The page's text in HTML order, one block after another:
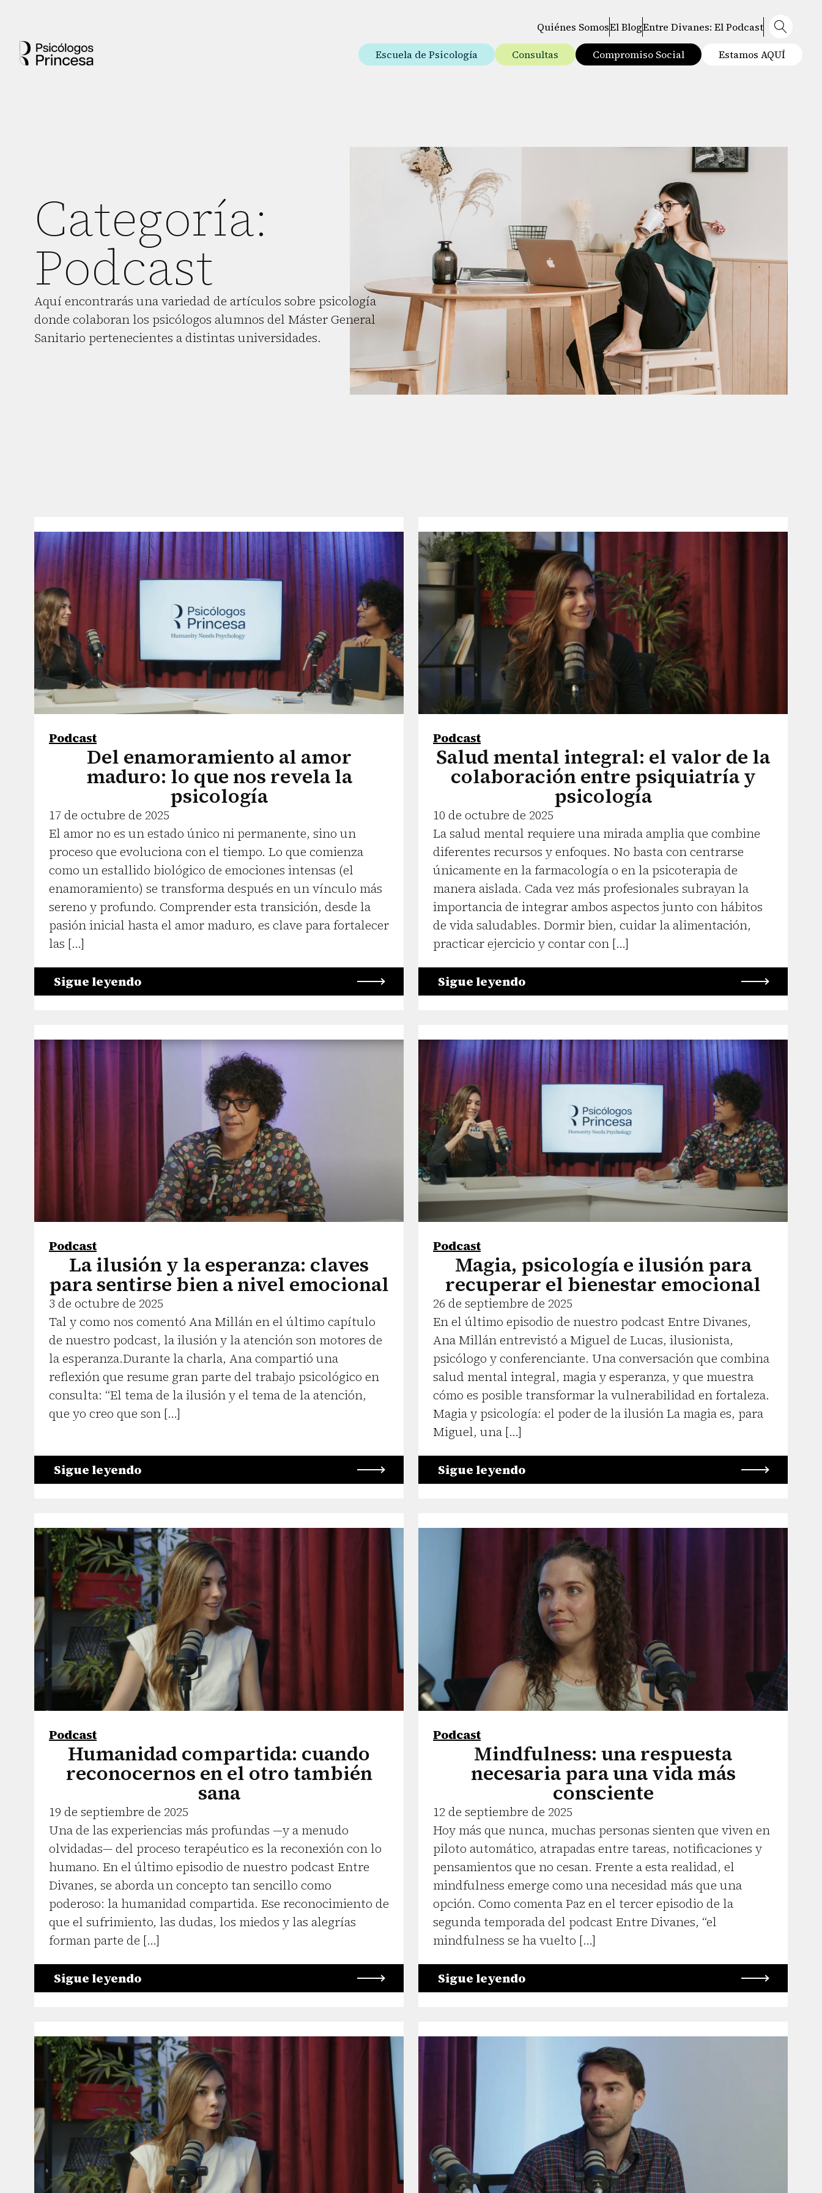
Quiénes SomosEl BlogEntre Divanes: El Podcast
Escuela de Psicología Consultas Compromiso Social Estamos AQUÍ
Categoría:
Podcast
Aquí encontrarás una variedad de artículos sobre psicología
donde colaboran los psicólogos alumnos del Máster General
Sanitario pertenecientes a distintas universidades.
Podcast
Del enamoramiento al amor
maduro: lo que nos revela la
psicología
17 de octubre de 2025
El amor no es un estado único ni permanente, sino un
proceso que evoluciona con el tiempo. Lo que comienza
como un estallido biológico de emociones intensas (el
enamoramiento) se transforma después en un vínculo más
sereno y profundo. Comprender esta transición, desde la
pasión inicial hasta el amor maduro, es clave para fortalecer
las […]
Sigue leyendo
Podcast
Salud mental integral: el valor de la
colaboración entre psiquiatría y
psicología
10 de octubre de 2025
La salud mental requiere una mirada amplia que combine
diferentes recursos y enfoques. No basta con centrarse
únicamente en la farmacología o en la psicoterapia de
manera aislada. Cada vez más profesionales subrayan la
importancia de integrar ambos aspectos junto con hábitos
de vida saludables. Dormir bien, cuidar la alimentación,
practicar ejercicio y contar con […]
Sigue leyendo
Podcast
La ilusión y la esperanza: claves
para sentirse bien a nivel emocional
3 de octubre de 2025
Tal y como nos comentó Ana Millán en el último capítulo
de nuestro podcast, la ilusión y la atención son motores de
la esperanza.Durante la charla, Ana compartió una
reflexión que resume gran parte del trabajo psicológico en
consulta: “El tema de la ilusión y el tema de la atención,
que yo creo que son […]
Sigue leyendo
Podcast
Magia, psicología e ilusión para
recuperar el bienestar emocional
26 de septiembre de 2025
En el último episodio de nuestro podcast Entre Divanes,
Ana Millán entrevistó a Miguel de Lucas, ilusionista,
psicólogo y conferenciante. Una conversación que combina
salud mental integral, magia y esperanza, y que muestra
cómo es posible transformar la vulnerabilidad en fortaleza.
Magia y psicología: el poder de la ilusión La magia es, para
Miguel, una […]
Sigue leyendo
Podcast
Humanidad compartida: cuando
reconocernos en el otro también
sana
19 de septiembre de 2025
Una de las experiencias más profundas —y a menudo
olvidadas— del proceso terapéutico es la reconexión con lo
humano. En el último episodio de nuestro podcast Entre
Divanes, se aborda un concepto tan sencillo como
poderoso: la humanidad compartida. Ese reconocimiento de
que el sufrimiento, las dudas, los miedos y las alegrías
forman parte de […]
Sigue leyendo
Podcast
Mindfulness: una respuesta
necesaria para una vida más
consciente
12 de septiembre de 2025
Hoy más que nunca, muchas personas sienten que viven en
piloto automático, atrapadas entre tareas, notificaciones y
pensamientos que no cesan. Frente a esta realidad, el
mindfulness emerge como una necesidad más que una
opción. Como comenta Paz en el tercer episodio de la
segunda temporada del podcast Entre Divanes, “el
mindfulness se ha vuelto […]
Sigue leyendo